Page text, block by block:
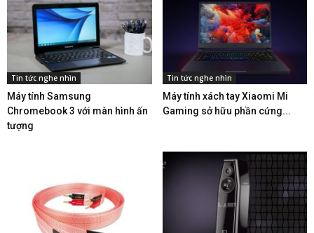
Tin tức nghe nhìn
Máy tính Samsung
Chromebook 3 với màn hình ấn
tượng
Tin tức nghe nhìn
Máy tính xách tay Xiaomi Mi
Gaming sở hữu phần cứng...